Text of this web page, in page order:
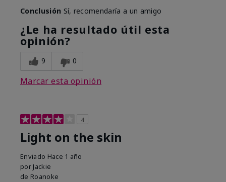
Conclusión Sí, recomendaría a un amigo
¿Le ha resultado útil esta
opinión?
9 0
Marcar esta opinión
4
Light on the skin
Enviado Hace 1 año
por Jackie
de Roanoke